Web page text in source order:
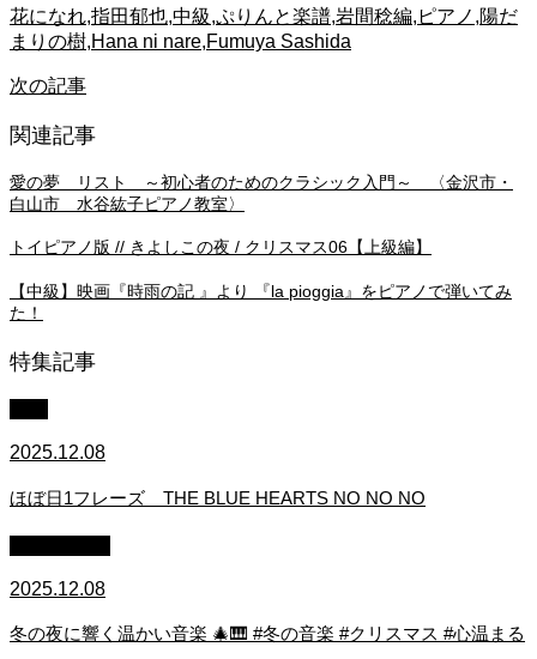
花になれ,指田郁也,中級,ぷりんと楽譜,岩間稔編,ピアノ,陽だ
まりの樹,Hana ni nare,Fumuya Sashida
次の記事
関連記事
愛の夢 リスト ～初心者のためのクラシック入門～ 〈金沢市・
白山市 水谷紘子ピアノ教室〉
トイピアノ版 // きよしこの夜 / クリスマス06【上級編】
【中級】映画『時雨の記 』より 『la pioggia』をピアノで弾いてみ
た！
特集記事
2025.12.08
ほぼ日1フレーズ THE BLUE HEARTS NO NO NO
2025.12.08
冬の夜に響く温かい音楽 🎄🎹 #冬の音楽 #クリスマス #心温まる